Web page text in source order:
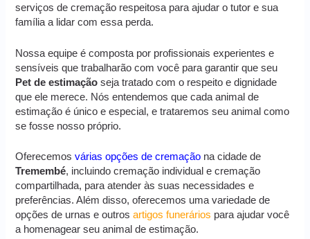
serviços de cremação respeitosa para ajudar o tutor e sua
família a lidar com essa perda.
Nossa equipe é composta por profissionais experientes e
sensíveis que trabalharão com você para garantir que seu
Pet de estimação seja tratado com o respeito e dignidade
que ele merece. Nós entendemos que cada animal de
estimação é único e especial, e trataremos seu animal como
se fosse nosso próprio.
Oferecemosvárias opções de cremação na cidade de
Tremembé, incluindo cremação individual e cremação
compartilhada, para atender às suas necessidades e
preferências. Além disso, oferecemos uma variedade de
opções de urnas e outrosartigos funerários para ajudar você
a homenagear seu animal de estimação.